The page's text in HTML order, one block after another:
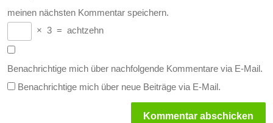
meinen nächsten Kommentar speichern.
× 3 = achtzehn
Benachrichtige mich über nachfolgende Kommentare via E-Mail.
Benachrichtige mich über neue Beiträge via E-Mail.